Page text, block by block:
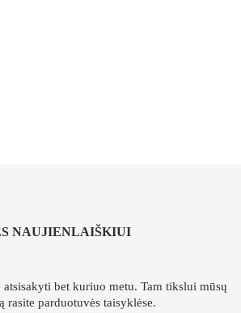
NAUJIENLAIŠKIUI
atsisakyti bet kuriuo metu. Tam tikslui mūsų
parduotuvės taisyklėse.